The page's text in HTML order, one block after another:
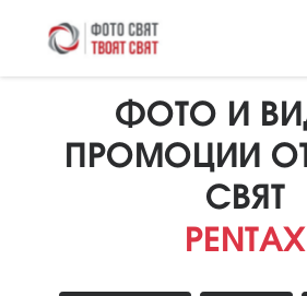
ФОТО И
ПРОМОЦИИ
СВЯТ
PENTAX